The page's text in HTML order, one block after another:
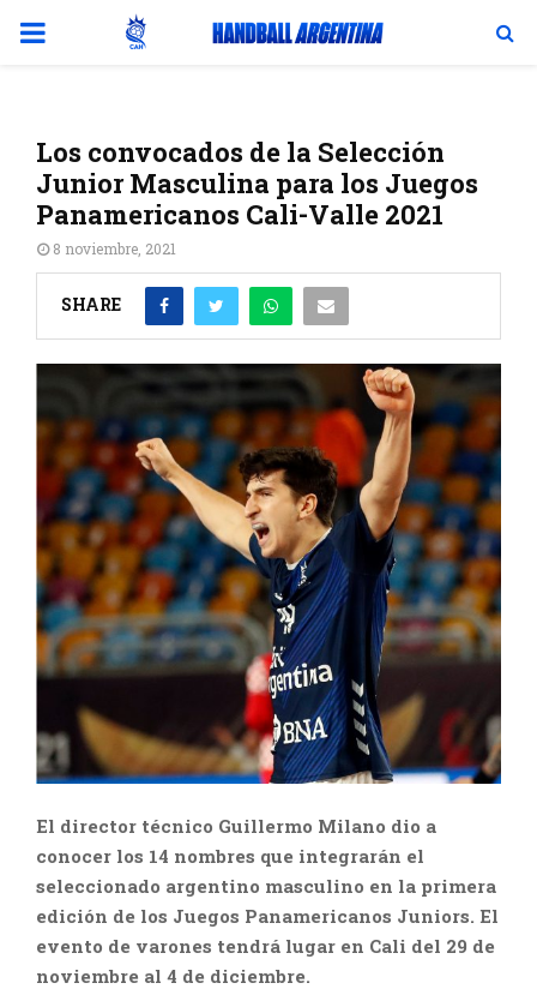
PRIMARY
Los convocados de la Selección
Junior Masculina para los Juegos
Panamericanos Cali-Valle 2021
8 noviembre, 2021
SHARE
El director técnico Guillermo Milano dio a
conocer los 14 nombres que integrarán el
seleccionado argentino masculino en la primera
edición de los Juegos Panamericanos Juniors. El
evento de varones tendrá lugar en Cali del 29 de
noviembre al 4 de diciembre.